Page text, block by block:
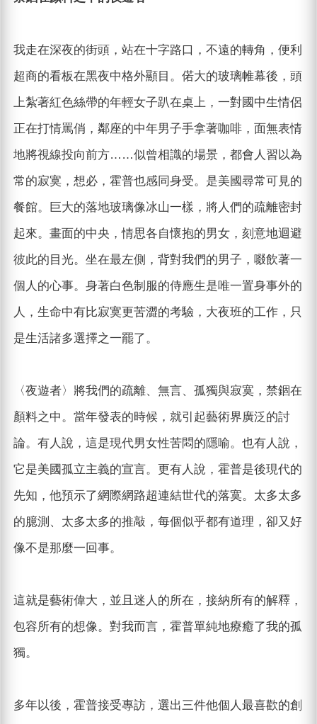
我走在深夜的街頭，站在十字路口，不遠的轉角，便利
超商的看板在黑夜中格外顯目。偌大的玻璃帷幕後，頭
上紮著紅色絲帶的年輕女子趴在桌上，一對國中生情侶
正在打情罵俏，鄰座的中年男子手拿著咖啡，面無表情
地將視線投向前方……似曾相識的場景，都會人習以為
常的寂寞，想必，霍普也感同身受。是美國尋常可見的
餐館。巨大的落地玻璃像冰山一樣，將人們的疏離密封
起來。畫面的中央，情思各自懷抱的男女，刻意地迴避
彼此的目光。坐在最左側，背對我們的男子，啜飲著一
個人的心事。身著白色制服的侍應生是唯一置身事外的
人，生命中有比寂寞更苦澀的考驗，大夜班的工作，只
是生活諸多選擇之一罷了。
〈夜遊者〉將我們的疏離、無言、孤獨與寂寞，禁錮在
顏料之中。當年發表的時候，就引起藝術界廣泛的討
論。有人說，這是現代男女性苦悶的隱喻。也有人說，
它是美國孤立主義的宣言。更有人說，霍普是後現代的
先知，他預示了網際網路超連結世代的落寞。太多太多
的臆測、太多太多的推敲，每個似乎都有道理，卻又好
像不是那麼一回事。
這就是藝術偉大，並且迷人的所在，接納所有的解釋，
包容所有的想像。對我而言，霍普單純地療癒了我的孤
獨。
多年以後，霍普接受專訪，選出三件他個人最喜歡的創